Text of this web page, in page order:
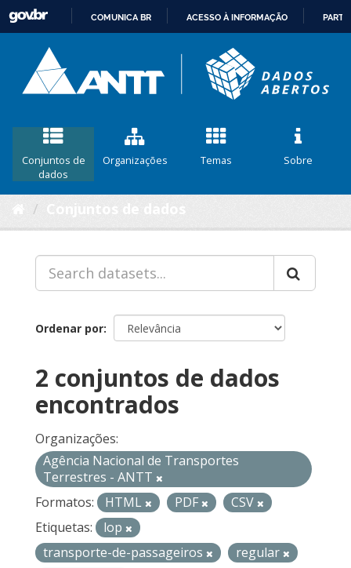
CONTEÚDO
COMUNICA BR ACESSO À INFORMAÇÃO
Conjuntos de
dados
Organizações Temas Sobre
Ordenar por
2 conjuntos de dados
encontrados
Organizações:
Agência Nacional de Transportes
Terrestres - ANTT
Formatos:
HTML PDF
CSV
Etiquetas:
lop
transporte-de-passageiros
regular